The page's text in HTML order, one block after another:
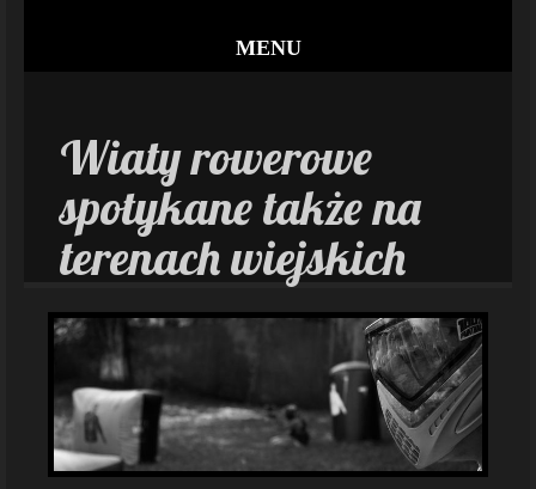
MENU
Wiaty rowerowe
spotykane także na
terenach wiejskich